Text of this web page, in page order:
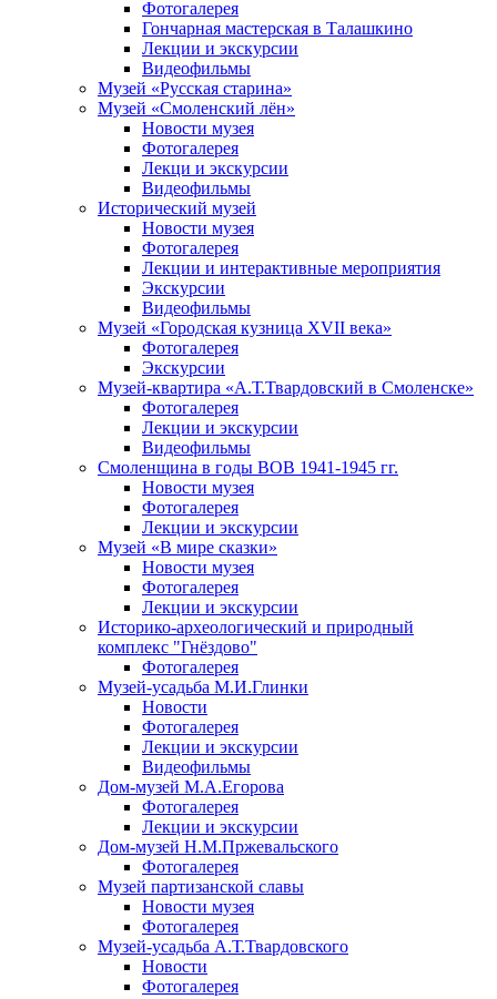
Фотогалерея
Гончарная мастерская в Талашкино
Лекции и экскурсии
Видеофильмы
Музей «Русская старина»
Музей «Смоленский лён»
Новости музея
Фотогалерея
Лекци и экскурсии
Видеофильмы
Исторический музей
Новости музея
Фотогалерея
Лекции и интерактивные мероприятия
Экскурсии
Видеофильмы
Музей «Городская кузница XVII века»
Фотогалерея
Экскурсии
Музей-квартира «А.Т.Твардовский в Смоленске»
Фотогалерея
Лекции и экскурсии
Видеофильмы
Смоленщина в годы ВОВ 1941-1945 гг.
Новости музея
Фотогалерея
Лекции и экскурсии
Музей «В мире сказки»
Новости музея
Фотогалерея
Лекции и экскурсии
Историко-археологический и природный
комплекс "Гнёздово"
Фотогалерея
Музей-усадьба М.И.Глинки
Новости
Фотогалерея
Лекции и экскурсии
Видеофильмы
Дом-музей М.А.Егорова
Фотогалерея
Лекции и экскурсии
Дом-музей Н.М.Пржевальского
Фотогалерея
Музей партизанской славы
Новости музея
Фотогалерея
Музей-усадьба А.Т.Твардовского
Новости
Фотогалерея